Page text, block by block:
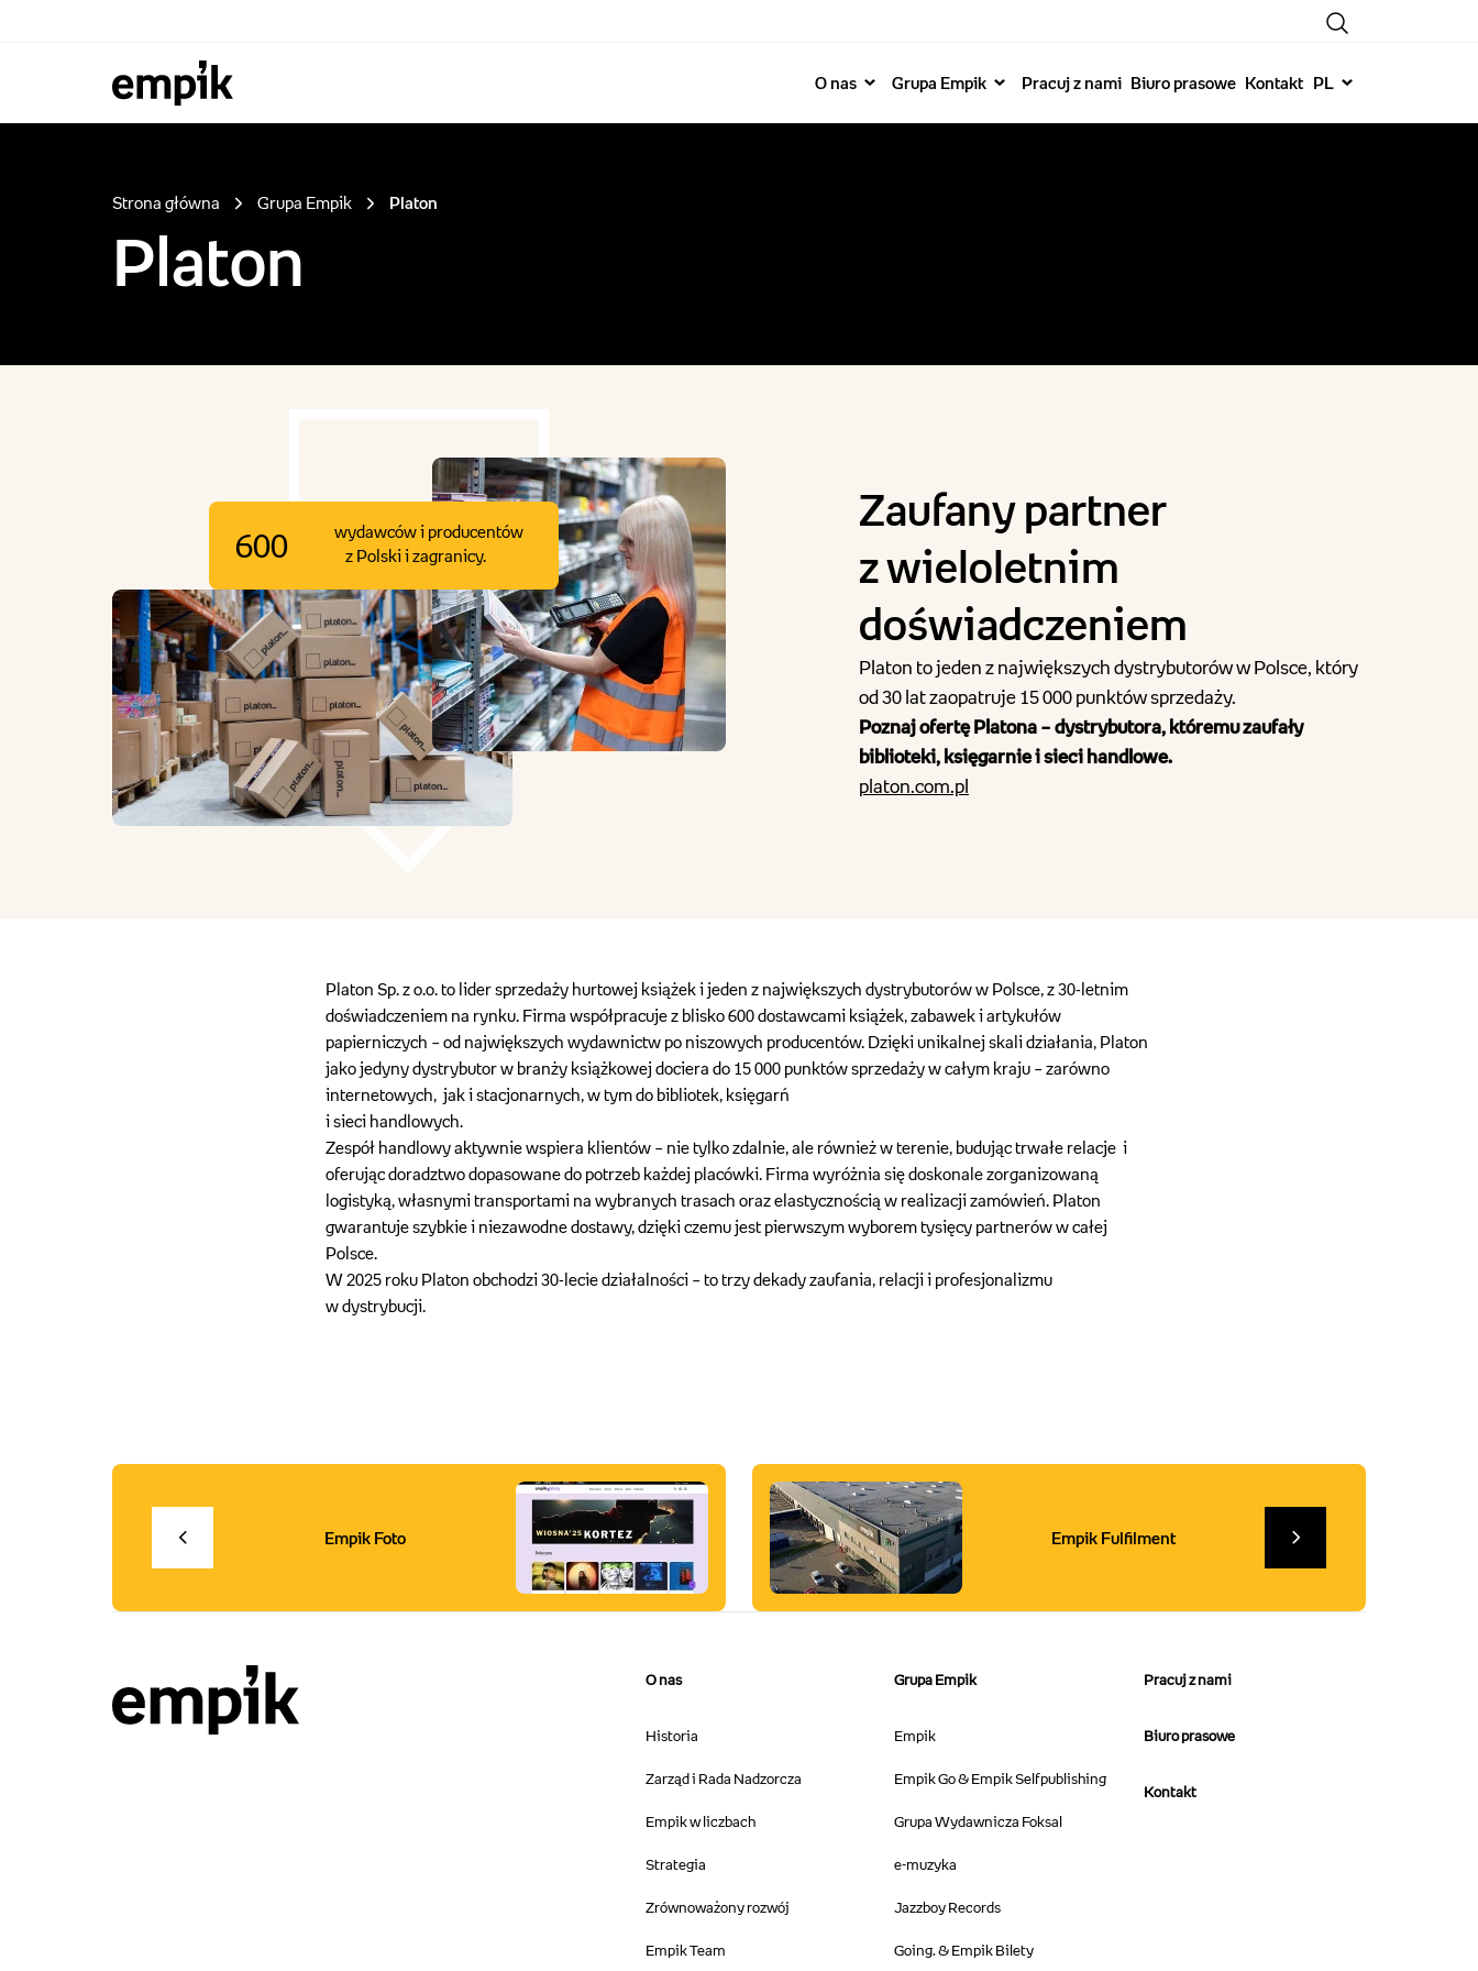
empik
O nas Grupa Empik Pracuj z nami Biuro prasowe Kontakt PL
Strona główna Grupa Empik Platon
Platon
600
wydawców i producentów
z Polski i zagranicy.
Zaufany partner
z wieloletnim
doświadczeniem
Platon to jeden z największych dystrybutorów w Polsce, który
od 30 lat zaopatruje 15 000 punktów sprzedaży.
Poznaj ofertę Platona – dystrybutora, któremu zaufały
biblioteki, księgarnie i sieci handlowe.
platon.com.pl
Platon Sp. z o.o. to lider sprzedaży hurtowej książek i jeden z największych dystrybutorów w Polsce, z 30-letnim
doświadczeniem na rynku. Firma współpracuje z blisko 600 dostawcami książek, zabawek i artykułów
papierniczych – od największych wydawnictw po niszowych producentów. Dzięki unikalnej skali działania, Platon
jako jedyny dystrybutor w branży książkowej dociera do 15 000 punktów sprzedaży w całym kraju – zarówno
internetowych, jak i stacjonarnych, w tym do bibliotek, księgarń
i sieci handlowych.
Zespół handlowy aktywnie wspiera klientów – nie tylko zdalnie, ale również w terenie, budując trwałe relacje i
oferując doradztwo dopasowane do potrzeb każdej placówki. Firma wyróżnia się doskonale zorganizowaną
logistyką, własnymi transportami na wybranych trasach oraz elastycznością w realizacji zamówień. Platon
gwarantuje szybkie i niezawodne dostawy, dzięki czemu jest pierwszym wyborem tysięcy partnerów w całej
Polsce.
W 2025 roku Platon obchodzi 30-lecie działalności – to trzy dekady zaufania, relacji i profesjonalizmu
w dystrybucji.
Empik Foto Empik Fulfilment
O nas
Historia
Zarząd i Rada Nadzorcza
Empik w liczbach
Strategia
Zrównoważony rozwój
Empik Team
Grupa Empik
Empik
Empik Go & Empik Selfpublishing
Grupa Wydawnicza Foksal​
e-muzyka​
Jazzboy Records​
Going. & Empik Bilety​
Pracuj z nami
Biuro prasowe
Kontakt